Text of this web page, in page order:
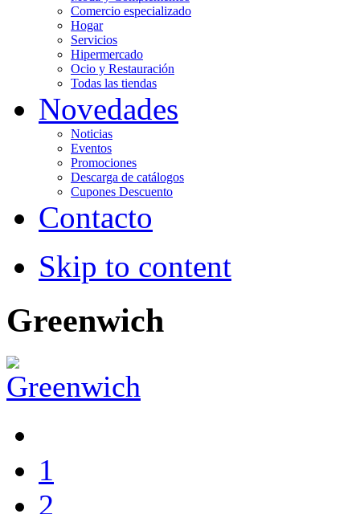
Comercio especializado
Hogar
Servicios
Hipermercado
Ocio y Restauración
Todas las tiendas
Novedades
Noticias
Eventos
Promociones
Descarga de catálogos
Cupones Descuento
Contacto
Skip to content
Greenwich
1
2